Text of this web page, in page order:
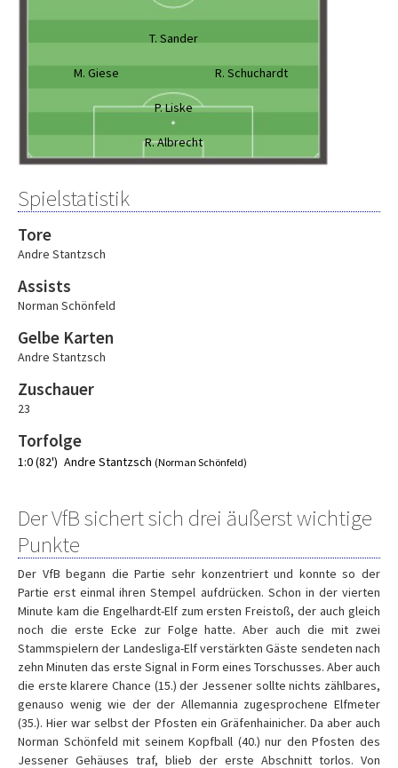
T. Sander
M. Giese R. Schuchardt
P. Liske
R. Albrecht
Spielstatistik
Tore
Andre Stantzsch
Assists
Norman Schönfeld
Gelbe Karten
Andre Stantzsch
Zuschauer
23
Torfolge
1:0 (82') Andre Stantzsch (Norman Schönfeld)
Der VfB sichert sich drei äußerst wichtige
Punkte
Der VfB begann die Partie sehr konzentriert und konnte so der
Partie erst einmal ihren Stempel aufdrücken. Schon in der vierten
Minute kam die Engelhardt-Elf zum ersten Freistoß, der auch gleich
noch die erste Ecke zur Folge hatte. Aber auch die mit zwei
Stammspielern der Landesliga-Elf verstärkten Gäste sendeten nach
zehn Minuten das erste Signal in Form eines Torschusses. Aber auch
die erste klarere Chance (15.) der Jessener sollte nichts zählbares,
genauso wenig wie der der Allemannia zugesprochene Elfmeter
(35.). Hier war selbst der Pfosten ein Gräfenhainicher. Da aber auch
Norman Schönfeld mit seinem Kopfball (40.) nur den Pfosten des
Jessener Gehäuses traf, blieb der erste Abschnitt torlos. Von